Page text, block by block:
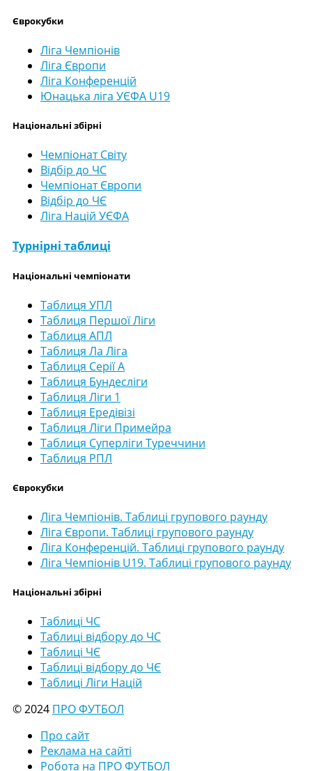
Єврокубки
Ліга Чемпіонів
Ліга Європи
Ліга Конференцій
Юнацька ліга УЄФА U19
Національні збірні
Чемпіонат Світу
Відбір до ЧС
Чемпіонат Європи
Відбір до ЧЄ
Ліга Націй УЄФА
Турнірні таблиці
Національні чемпіонати
Таблиця УПЛ
Таблиця Першої Ліги
Таблиця АПЛ
Таблиця Ла Ліга
Таблиця Серії А
Таблиця Бундесліги
Таблиця Ліги 1
Таблиця Ередівізі
Таблиця Ліги Примейра
Таблиця Суперліги Туреччини
Таблиця РПЛ
Єврокубки
Ліга Чемпіонів. Таблиці групового раунду
Ліга Європи. Таблиці групового раунду
Ліга Конференцій. Таблиці групового раунду
Ліга Чемпіонів U19. Таблиці групового раунду
Національні збірні
Таблиці ЧС
Таблиці відбору до ЧС
Таблиці ЧЄ
Таблиці відбору до ЧЄ
Таблиці Ліги Націй
© 2024 ПРО ФУТБОЛ
Про сайт
Реклама на сайті
Робота на ПРО ФУТБОЛ